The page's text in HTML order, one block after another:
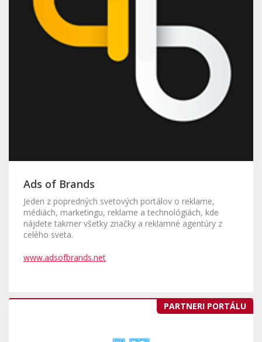
Ads of Brands
Jeden z popredných svetových portálov o reklame,
médiách, marketingu, reklame a technológiách, kde
nájdete takmer všetky značky a reklamné agentúry z
celého sveta.
www.adsofbrands.net
PARTNERI PORTÁLU